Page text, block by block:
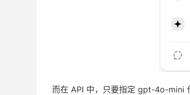
而在 API 中，只要指定 gpt-4o-mini